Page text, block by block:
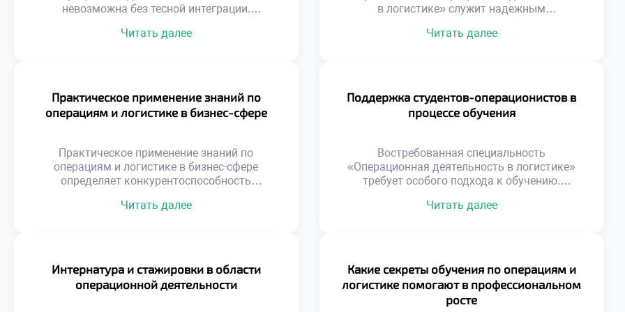
невозможна без тесной интеграции.
островом внутри современной организации.
порождает потери, ошибки и конфликты
интересов. Синергия подразделений создает
устойчивое конкурентное преимущество
функциональных разрывов и локальной
оптимизации. Склад работает […]
Читать далее
в логистике» служит надежным
и устойчивой карьеры. Данная
ситуации. Выпускники получают не просто
диплом, а реальный инструмент
профессионального роста. Логистическая
развития и постоянным расширением.
Карьерные лифты здесь работают быстрее,
чем […]
Читать далее
Практическое применение знаний по
операциям и логистике в бизнес-сфере
Практическое применение знаний по
операциям и логистике в бизнес-сфере
определяет конкурентоспособность
модели обретают ценность только через
задачи. Абстрактные формулы должны
трансформироваться в измеримые
экономические результаты. Понимание этого
Читать далее
Поддержка студентов-операционистов в
процессе обучения
Востребованная специальность
«Операционная деятельность в логистике»
требует особого подхода к обучению.
управления материальными и
заведение создает среду для
профессионального и личностного роста.
Поддержка является фундаментом
формирования компетентного специалиста.
Читать далее
Интернатура и стажировки в области
операционной деятельности
Какие секреты обучения по операциям и
логистике помогают в профессиональном
росте